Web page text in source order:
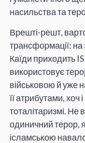
насильства та
Врешті-решт,
трансформації: на
Каїди приходить
використовує
військовою й уже
її атрибутами, хоч
тоталітаризмі. Не
одиничний терор,
ісламською